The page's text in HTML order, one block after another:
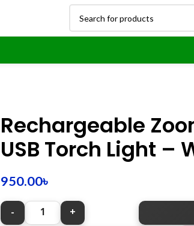
Rechargeable
USB Torch Light –
950.00৳